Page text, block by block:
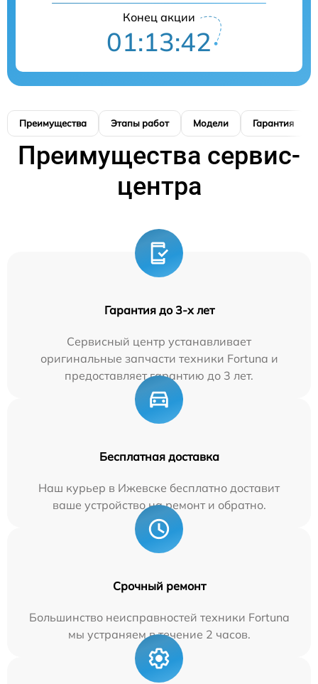
Конец акции
01:13:41
Преимущества Этапы работ Модели Гарантия
Преимущества сервис-
центра
Гарантия до 3-х лет
Сервисный центр устанавливает
оригинальные запчасти техники Fortuna и
предоставляет гарантию до 3 лет.
Бесплатная доставка
Наш курьер в Ижевске бесплатно доставит
ваше устройство на ремонт и обратно.
Срочный ремонт
Большинство неисправностей техники Fortuna
мы устраняем в течение 2 часов.